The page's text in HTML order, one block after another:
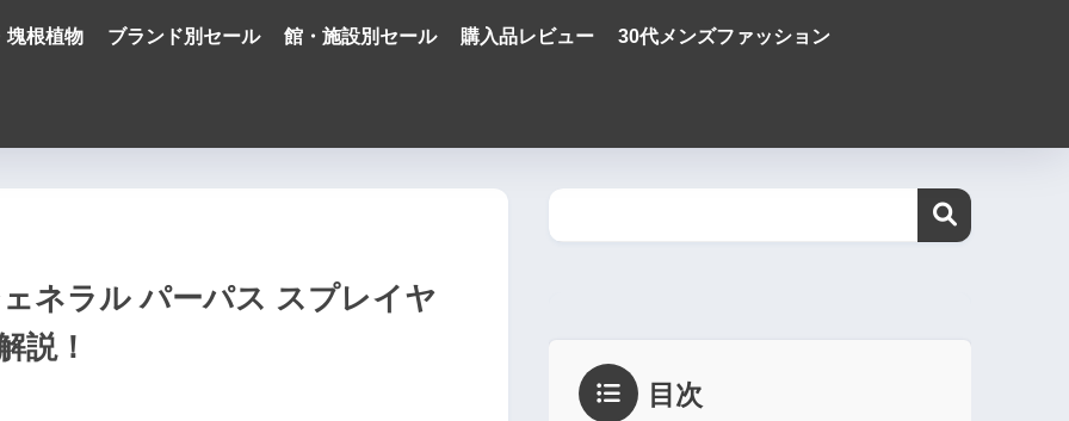
塊根植物 ブランド別セール 館・施設別セール 購入品レビュー 30代メンズファッション
ネラル パーパス スプレイヤ
説！
目次